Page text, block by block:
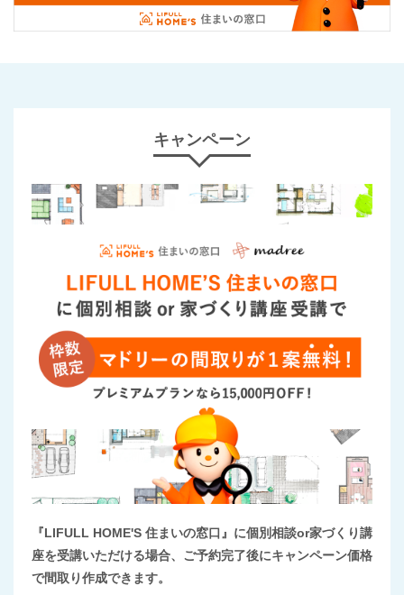
キャンペーン
『LIFULL HOME'S 住まいの窓口』に個別相談or家づくり講
座を受講いただける場合、ご予約完了後にキャンペーン価格
で間取り作成できます。